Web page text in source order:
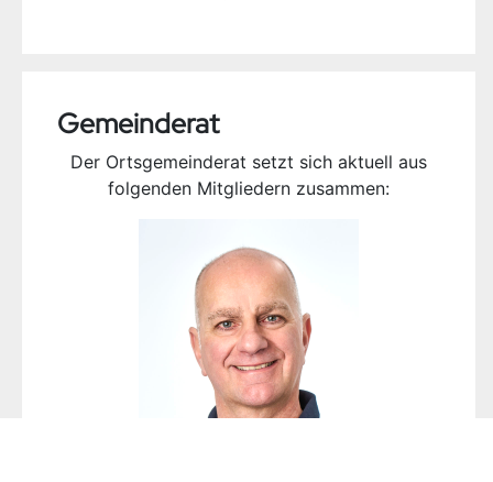
Gemeinderat
Der Ortsgemeinderat setzt sich aktuell aus
folgenden Mitgliedern zusammen: